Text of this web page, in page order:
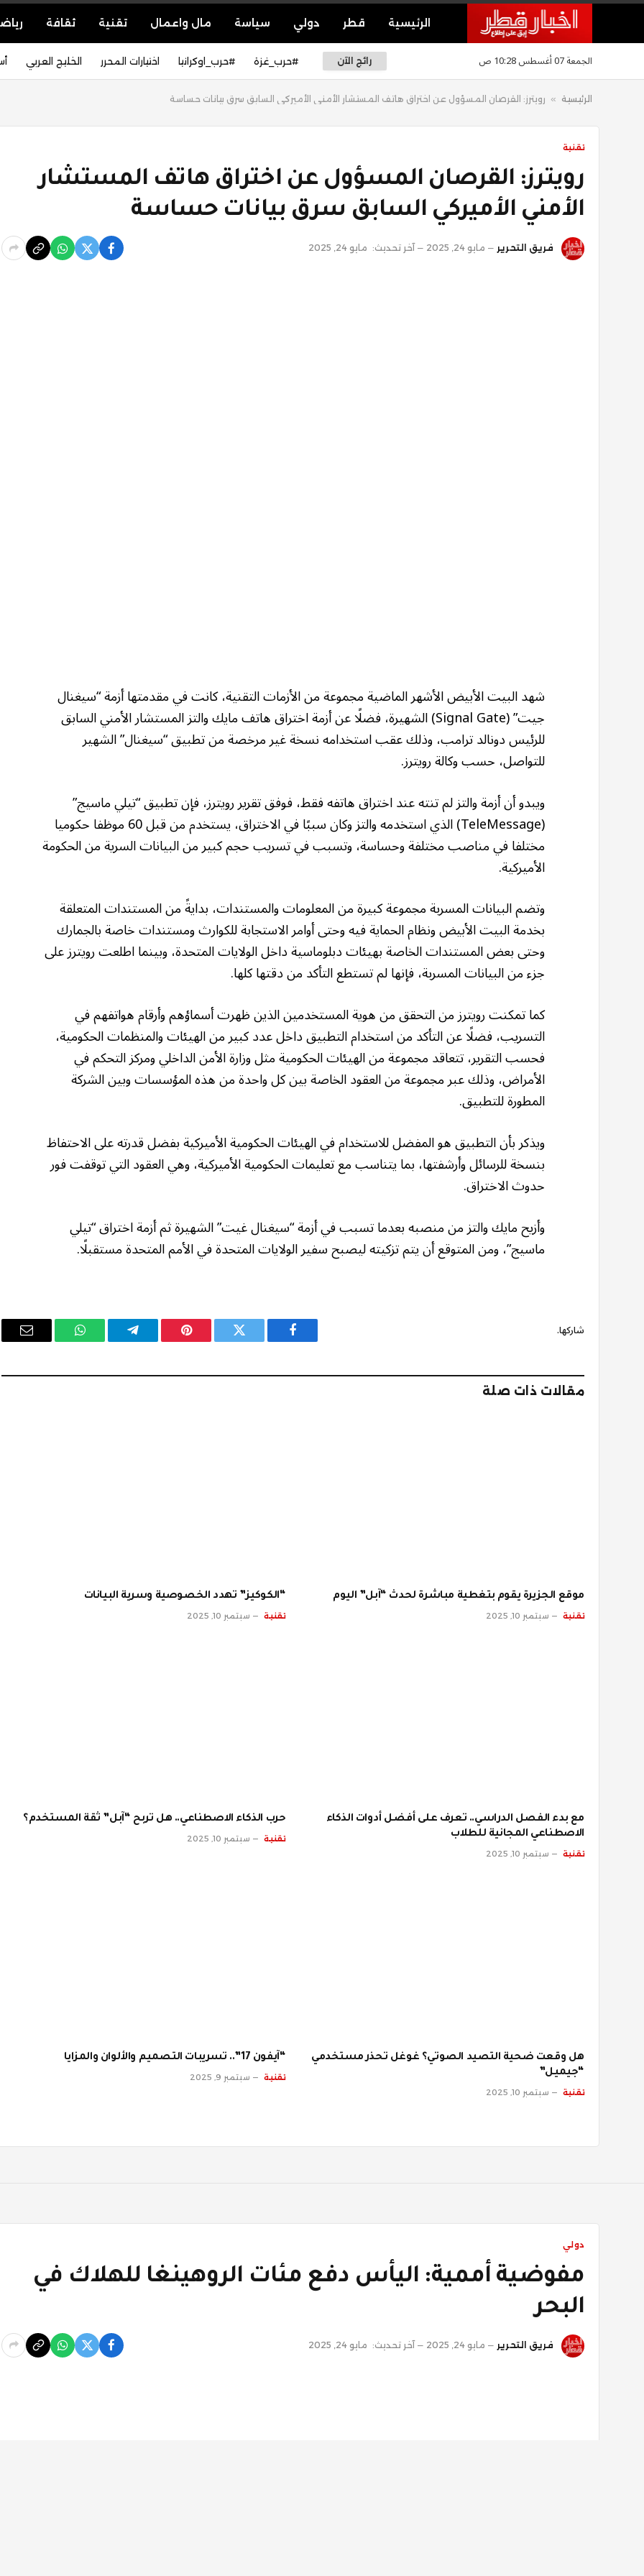
الرئيسية قطر دولي سياسة مال واعمال تقنية ثقافة
الجمعة 07 أغسطس 10:28 ص رائج الآن #حرب_غزة #حرب_اوكرانيا اختيارات المحرر الخليج العربي
الرئيسية » رويترز: القرصان المسؤول عن اختراق هاتف المستشار الأمني الأميركي السابق سرق بيانات حساسة
تقنية
رويترز: القرصان المسؤول عن اختراق هاتف المستشار
الأمني الأميركي السابق سرق بيانات حساسة
فريق التحرير مايو 24, 2025 آخر تحديث: مايو 24, 2025
شهد البيت الأبيض الأشهر الماضية مجموعة من الأزمات التقنية، كانت في مقدمتها أزمة “سيغنال
جيت” (Signal Gate) الشهيرة، فضلًا عن أزمة اختراق هاتف مايك والتز المستشار الأمني السابق
للرئيس دونالد ترامب، وذلك عقب استخدامه نسخة غير مرخصة من تطبيق “سيغنال” الشهير
للتواصل، حسب وكالة رويترز.
ويبدو أن أزمة والتز لم تنته عند اختراق هاتفه فقط، فوفق تقرير رويترز، فإن تطبيق “تيلي ماسيج”
(TeleMessage) الذي استخدمه والتز وكان سببًا في الاختراق، يستخدم من قبل 60 موظفا حكوميا
مختلفا في مناصب مختلفة وحساسة، وتسبب في تسريب حجم كبير من البيانات السرية من الحكومة
الأميركية.
وتضم البيانات المسربة مجموعة كبيرة من المعلومات والمستندات، بدايةً من المستندات المتعلقة
بخدمة البيت الأبيض ونظام الحماية فيه وحتى أوامر الاستجابة للكوارث ومستندات خاصة بالجمارك
وحتى بعض المستندات الخاصة بهيئات دبلوماسية داخل الولايات المتحدة، وبينما اطلعت رويترز على
جزء من البيانات المسربة، فإنها لم تستطع التأكد من دقتها كلها.
كما تمكنت رويترز من التحقق من هوية المستخدمين الذين ظهرت أسماؤهم وأرقام هواتفهم في
التسريب، فضلًا عن التأكد من استخدام التطبيق داخل عدد كبير من الهيئات والمنظمات الحكومية،
فحسب التقرير، تتعاقد مجموعة من الهيئات الحكومية مثل وزارة الأمن الداخلي ومركز التحكم في
الأمراض، وذلك عبر مجموعة من العقود الخاصة بين كل واحدة من هذه المؤسسات وبين الشركة
المطورة للتطبيق.
ويذكر بأن التطبيق هو المفضل للاستخدام في الهيئات الحكومية الأميركية بفضل قدرته على الاحتفاظ
بنسخة للرسائل وأرشفتها، بما يتناسب مع تعليمات الحكومية الأميركية، وهي العقود التي توقفت فور
حدوث الاختراق.
وأزيح مايك والتز من منصبه بعدما تسبب في أزمة “سيغنال غيت” الشهيرة ثم أزمة اختراق “تيلي
ماسيج”، ومن المتوقع أن يتم تزكيته ليصبح سفير الولايات المتحدة في الأمم المتحدة مستقبلًا.
شاركها.
فيسبوك تويتر بينتيريستتيلقرام واتساب
البريد
مقالات ذات صلة
موقع الجزيرة يقوم بتغطية مباشرة لحدث “آبل” اليوم
تقنية سبتمبر 10, 2025
“الكوكيز” تهدد الخصوصية وسرية البيانات
تقنية سبتمبر 10, 2025
مع بدء الفصل الدراسي.. تعرف على أفضل أدوات الذكاء
الاصطناعي المجانية للطلاب
تقنية سبتمبر 10, 2025
حرب الذكاء الاصطناعي.. هل تربح “آبل” ثقة المستخدم؟
تقنية سبتمبر 10, 2025
هل وقعت ضحية التصيد الصوتي؟ غوغل تحذر مستخدمي
“جيميل”
تقنية سبتمبر 10, 2025
“آيفون 17”.. تسريبات التصميم والألوان والمزايا
تقنية سبتمبر 9, 2025
دولي
مفوضية أممية: اليأس دفع مئات الروهينغا للهلاك في
البحر
فريق التحرير مايو 24, 2025 آخر تحديث: مايو 24, 2025